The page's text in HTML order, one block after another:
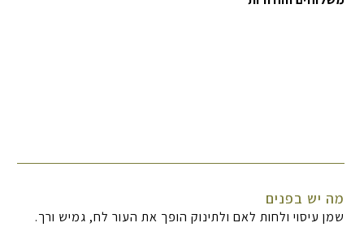
מה יש בפנים
שמן עיסוי ולחות לאם ולתינוק הופך את העור לח, גמיש ורך.